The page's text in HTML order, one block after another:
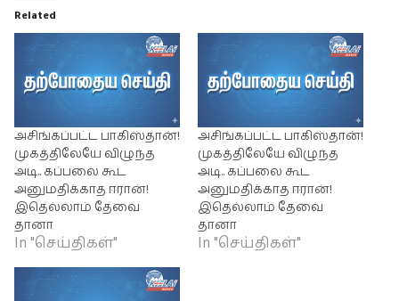
Related
அசிங்கப்பட்ட பாகிஸ்தான்!
முகத்திலேயே விழுந்த
அடி.. கப்பலை கூட
அனுமதிக்காத ஈரான்!
இதெல்லாம் தேவை
தானா
In "செய்திகள்"
அசிங்கப்பட்ட பாகிஸ்தான்!
முகத்திலேயே விழுந்த
அடி.. கப்பலை கூட
அனுமதிக்காத ஈரான்!
இதெல்லாம் தேவை
தானா
In "செய்திகள்"